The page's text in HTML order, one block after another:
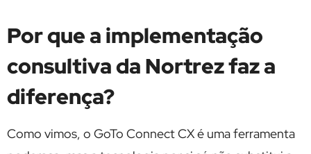
Por que a implementação
consultiva da Nortrez faz a
diferença?
Como vimos, o GoTo Connect CX é uma ferramenta